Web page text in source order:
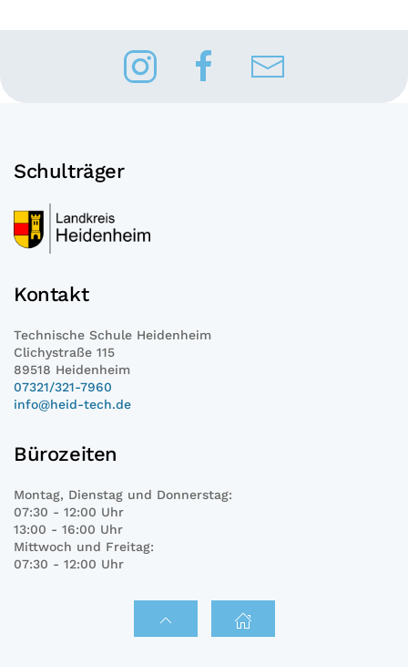
Schulträger
Kontakt
Technische Schule Heidenheim
Clichystraße 115
89518 Heidenheim
07321/321-7960
info@heid-tech.de
Bürozeiten
Montag, Dienstag und Donnerstag:
07:30 - 12:00 Uhr
13:00 - 16:00 Uhr
Mittwoch und Freitag:
07:30 - 12:00 Uhr